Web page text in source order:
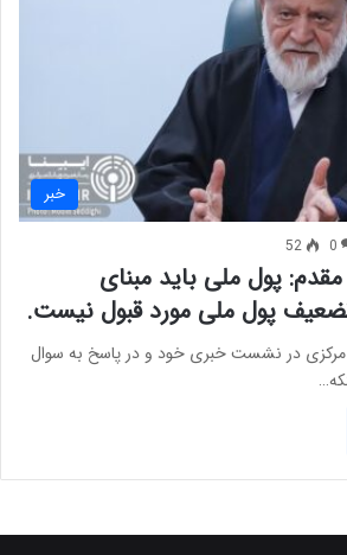
خبر
0
52
پول ملی باید مبنای
پول ملی مورد قبول نیست.
در نشست خبری خود و در پاسخ به سوال